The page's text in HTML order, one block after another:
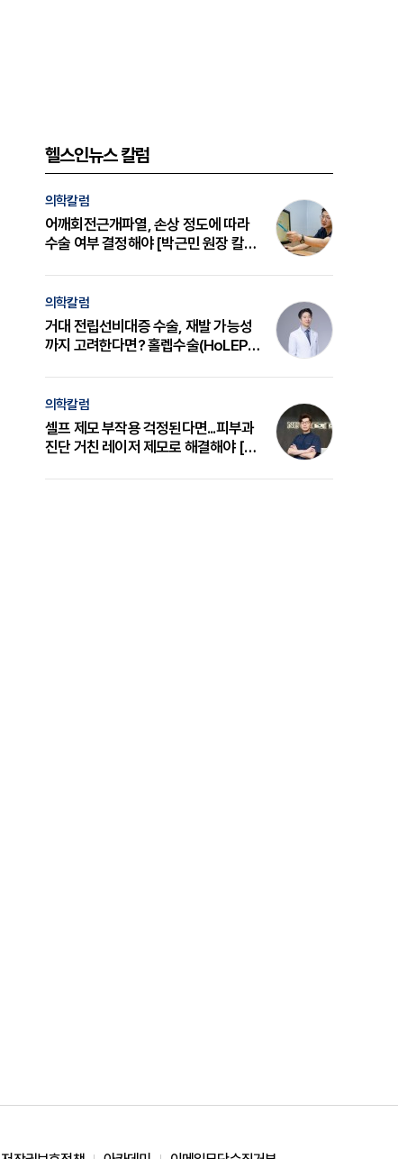
헬스인뉴스 칼럼
의학칼럼
어깨회전근개파열, 손상 정도에 따라
수술 여부 결정해야 [박근민 원장 칼
의학칼럼
거대 전립선비대증 수술, 재발 가능성
까지 고려한다면? 홀렙수술(HoLEP)
의학칼럼
셀프 제모 부작용 걱정된다면...피부과
진단 거친 레이저 제모로 해결해야 [변